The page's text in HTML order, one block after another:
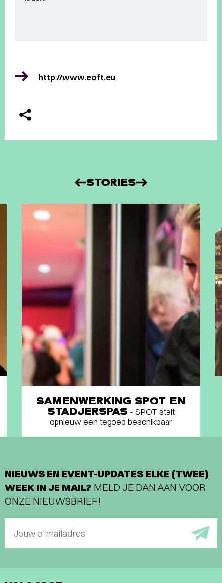
http://www.eoft.eu
STORIES
SAMENWERKING SPOT EN
STADJERSPAS - SPOT stelt
opnieuw een tegoed beschikbaar
NIEUWS EN EVENT-UPDATES ELKE (TWEE)
WEEK IN JE MAIL? MELD JE DAN AAN VOOR
ONZE NIEUWSBRIEF!
Jouw e-mailadres